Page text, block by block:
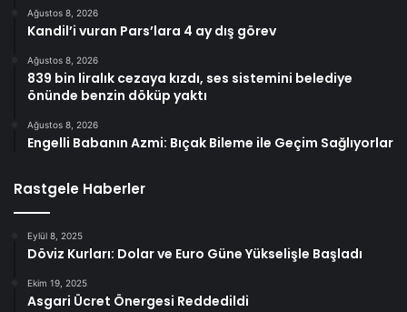
Ağustos 8, 2026
Kandil’i vuran Pars’lara 4 ay dış görev
Ağustos 8, 2026
839 bin liralık cezaya kızdı, ses sistemini belediye
önünde benzin döküp yaktı
Ağustos 8, 2026
Engelli Babanın Azmi: Bıçak Bileme ile Geçim Sağlıyorlar
Rastgele Haberler
Eylül 8, 2025
Döviz Kurları: Dolar ve Euro Güne Yükselişle Başladı
Ekim 19, 2025
Asgari Ücret Önergesi Reddedildi